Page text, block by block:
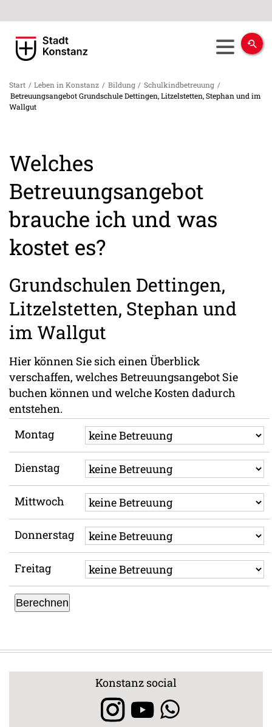
Start / Leben in Konstanz / Bildung / Schulkindbetreuung /
Betreuungsangebot Grundschule Dettingen, Litzelstetten, Stephan und im
Wallgut
Welches
Betreuungsangebot
brauche ich und was
kostet es?
Grundschulen Dettingen,
Litzelstetten, Stephan und
im Wallgut
Hier können Sie sich einen Überblick
verschaffen, welches Betreuungsangebot Sie
buchen können und welche Kosten dadurch
entstehen.
Montag
Dienstag
Mittwoch
Donnerstag
Freitag
Berechnen
Konstanz social